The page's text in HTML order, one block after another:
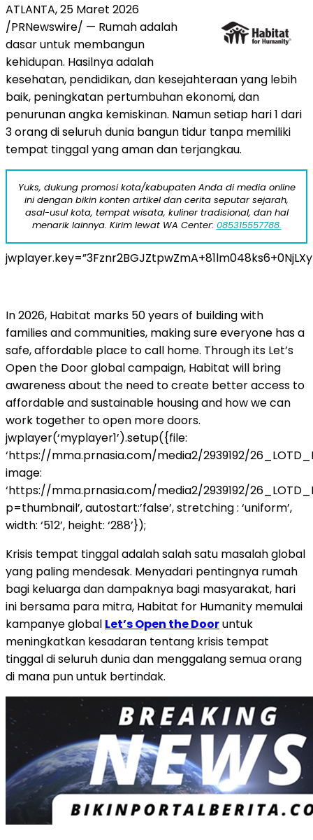
ATLANTA,25 Maret 2026
/PRNewswire/ — Rumah adalah
dasar untuk membangun
kehidupan. Hasilnya adalah
kesehatan, pendidikan, dan kesejahteraan yang lebih
baik, peningkatan pertumbuhan ekonomi, dan
penurunan angka kemiskinan. Namun setiap hari 1 dari
3 orang di seluruh dunia bangun tidur tanpa memiliki
tempat tinggal yang aman dan terjangkau.
Yuks, dukung promosi kota/kabupaten Anda di media online
ini dengan bikin konten artikel dan cerita seputar sejarah,
asal-usul kota, tempat wisata, kuliner tradisional, dan hal
menarik lainnya. Kirim lewat WA Center: 085315557788.
In 2026, Habitat marks 50 years of building with
families and communities, making sure everyone has a
safe, affordable place to call home. Through its Let’s
Open the Door global campaign, Habitat will bring
awareness about the need to create better access to
affordable and sustainable housing and how we can
work together to open more doors.
jwplayer(‘myplayer1’).setup({file:
‘https://mma.prnasia.com/media2/2939192/
image:
‘https://mma.prnasia.com/media2/2939192/
p=thumbnail’, autostart:’false’, stretching : ‘uniform’,
width: ‘512’, height: ‘288’});
Krisis tempat tinggal adalah salah satu masalah global
yang paling mendesak. Menyadari pentingnya rumah
bagi keluarga dan dampaknya bagi masyarakat, hari
ini bersama para mitra, Habitat for Humanity memulai
kampanye global Let’s Open the Dooruntuk
meningkatkan kesadaran tentang krisis tempat
tinggal di seluruh dunia dan menggalang semua orang
di mana pun untuk bertindak.